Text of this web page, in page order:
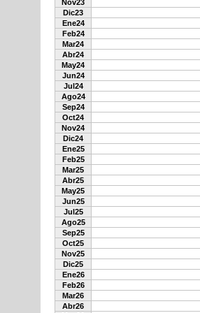
Nov23
Dic23
Ene24
Feb24
Mar24
Abr24
May24
Jun24
Jul24
Ago24
Sep24
Oct24
Nov24
Dic24
Ene25
Feb25
Mar25
Abr25
May25
Jun25
Jul25
Ago25
Sep25
Oct25
Nov25
Dic25
Ene26
Feb26
Mar26
Abr26